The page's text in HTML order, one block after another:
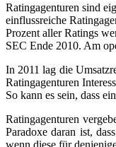
Ratingagenturen sind
einflussreiche
Prozent aller Ratings
SEC Ende 2010. Am
In 2011 lag die
Ratingagenturen
So kann es sein, dass
Ratingagenturen
Paradoxe daran ist,
wenn diese für